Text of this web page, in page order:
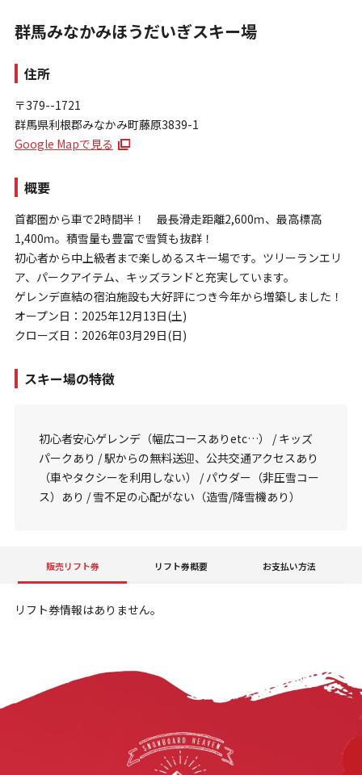
お問い合わせ
特定商取引法に基づく表示
群馬みなかみほうだいぎスキー場
住所
〒379--1721
群馬県利根郡みなかみ町藤原3839-1
Google Mapで見る
概要
首都圏から車で2時間半！ 最長滑走距離2,600ｍ、最高標高
1,400ｍ。積雪量も豊富で雪質も抜群！
初心者から中上級者まで楽しめるスキー場です。ツリーランエリ
ア、パークアイテム、キッズランドと充実しています。
ゲレンデ直結の宿泊施設も大好評につき今年から増築しました！
オープン日：2025年12月13日(土)
クローズ日：2026年03月29日(日)
スキー場の特徴
初心者安心ゲレンデ（幅広コースありetc…） / キッズ
パークあり / 駅からの無料送迎、公共交通アクセスあり
（車やタクシーを利用しない） / パウダー（非圧雪コー
ス）あり / 雪不足の心配がない（造雪/降雪機あり）
販売リフト券 リフト券概要 お支払い方法
リフト券情報はありません。